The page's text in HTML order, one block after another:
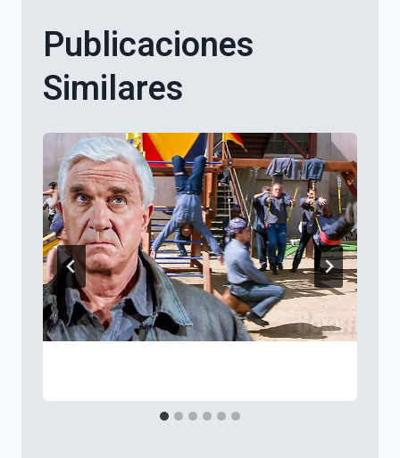
Publicaciones
Similares